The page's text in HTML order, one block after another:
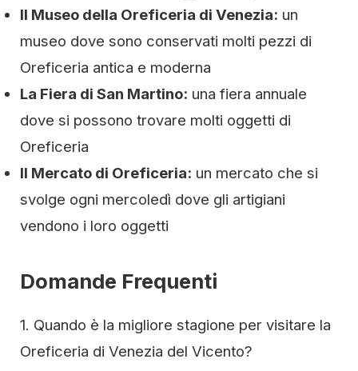
Il Museo della Oreficeria di Venezia: un
museo dove sono conservati molti pezzi di
Oreficeria antica e moderna
La Fiera di San Martino: una fiera annuale
dove si possono trovare molti oggetti di
Oreficeria
Il Mercato di Oreficeria: un mercato che si
svolge ogni mercoledì dove gli artigiani
vendono i loro oggetti
Domande Frequenti
1. Quando è la migliore stagione per visitare la
Oreficeria di Venezia del Vicento?